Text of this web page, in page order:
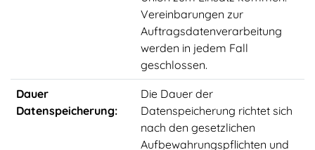
Vereinbarungen zur
Auftragsdatenverarbeitung
werden in jedem Fall
geschlossen.
Dauer
Datenspeicherung:
Die Dauer der
Datenspeicherung richtet sich
nach den gesetzlichen
Aufbewahrungspflichten und